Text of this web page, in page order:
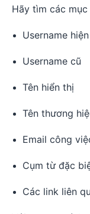
Hãy tìm các mục
Username
Username cũ
Tên hiển thị
Tên thương
Email công
Cụm từ đặc
Các link liên